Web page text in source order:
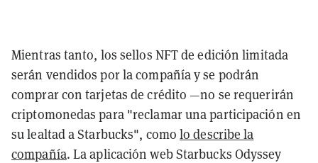
Mientras tanto, los sellos NFT de edición limitada
serán vendidos por la compañía y se podrán
comprar con tarjetas de crédito —no se requerirán
criptomonedas para "reclamar una participación en
su lealtad a Starbucks", comolo describe la
compañía. La aplicación web Starbucks Odyssey